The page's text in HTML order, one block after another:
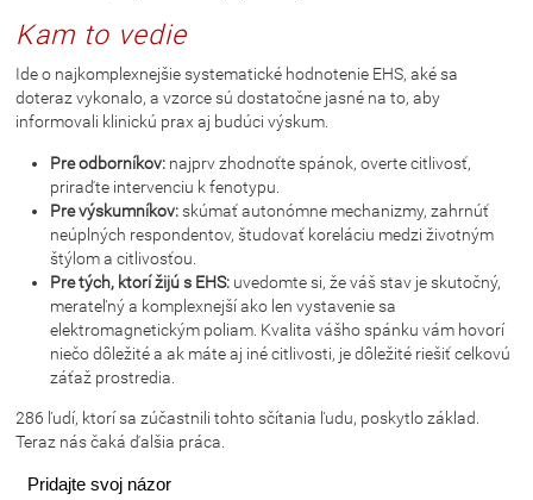
Kam to vedie
Ide o najkomplexnejšie systematické hodnotenie EHS, aké sa
doteraz vykonalo, a vzorce sú dostatočne jasné na to, aby
informovali klinickú prax aj budúci výskum.
Pre odborníkov: najprv zhodnoťte spánok, overte citlivosť,
priraďte intervenciu k fenotypu.
Pre výskumníkov:skúmať autonómne mechanizmy, zahrnúť
neúplných respondentov, študovať koreláciu medzi životným
štýlom a citlivosťou.
Pre tých, ktorí žijú s EHS: uvedomte si, že váš stav je skutočný,
merateľný a komplexnejší ako len vystavenie sa
elektromagnetickým poliam. Kvalita vášho spánku vám hovorí
niečo dôležité a ak máte aj iné citlivosti, je dôležité riešiť celkovú
záťaž prostredia.
286 ľudí, ktorí sa zúčastnili tohto sčítania ľudu, poskytlo základ.
Teraz nás čaká ďalšia práca.
Pridajte svoj názor